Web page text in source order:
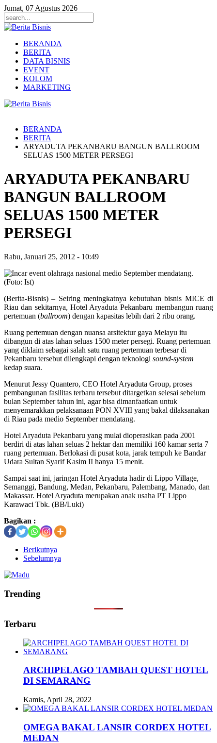
Jumat, 07 Agustus 2026
BERANDA
BERITA
DATA BISNIS
EVENT
KOLOM
MARKETING
BERANDA
BERITA
ARYADUTA PEKANBARU BANGUN BALLROOM
SELUAS 1500 METER PERSEGI
ARYADUTA PEKANBARU
BANGUN BALLROOM
SELUAS 1500 METER
PERSEGI
Rabu, Januari 25, 2012 - 10:49
(Berita-Bisnis) – Seiring meningkatnya kebutuhan bisnis MICE di
Riau dan sekitarnya, Hotel Aryaduta Pekanbaru membangun ruang
pertemuan (ballroom) dengan kapasitas lebih dari 2 ribu orang.
Ruang pertemuan dengan nuansa arsitektur gaya Melayu itu
dibangun di atas lahan seluas 1500 meter persegi. Ruang pertemuan
yang diklaim sebagai salah satu ruang pertemuan terbesar di
Pekanbaru tersebut dilengkapi dengan teknologi sound-system
kedap suara.
Menurut Jessy Quantero, CEO Hotel Aryaduta Group, proses
pembangunan fasilitas terbaru tersebut ditargetkan selesai sebelum
bulan September tahun ini, agar bisa dimanfaatkan untuk
menyemarakkan pelaksanaan PON XVIII yang bakal dilaksanakan
di Riau pada medio September mendatang.
Hotel Aryaduta Pekanbaru yang mulai dioperasikan pada 2001
berdiri di atas lahan seluas 2 hektar dan memiliki 160 kamar serta 7
ruang pertemuan. Berlokasi di pusat kota, jarak tempuh ke Bandar
Udara Sultan Syarif Kasim II hanya 15 menit.
Sampai saat ini, jaringan Hotel Aryaduta hadir di Lippo Village,
Semanggi, Bandung, Medan, Pekanbaru, Palembang, Manado, dan
Makassar. Hotel Aryaduta merupakan anak usaha PT Lippo
Karawaci Tbk. (BB/Luki)
Bagikan :
Berikutnya
Sebelumnya
Trending
Terbaru
ARCHIPELAGO TAMBAH QUEST HOTEL
DI SEMARANG
Kamis, April 28, 2022
OMEGA BAKAL LANSIR CORDEX HOTEL
MEDAN